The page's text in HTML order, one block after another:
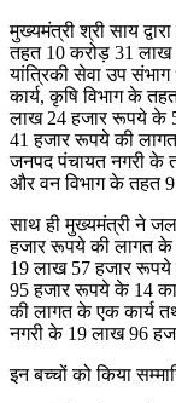
मुख्यमंत्री श्री साय
तहत 10 करोड़ 31 लाख
यांत्रिकी सेवा उप
कार्य, कृषि विभाग के
लाख 24 हजार रूपये के 5
41 हजार रूपये की लागत
जनपद पंचायत नगरी के
और वन विभाग के तहत
साथ ही मुख्यमंत्री ने
हजार रूपये की लागत के
19 लाख 57 हजार रूपये
95 हजार रूपये के 14
की लागत के एक कार्य
नगरी के 19 लाख 96
इन बच्चों को किया